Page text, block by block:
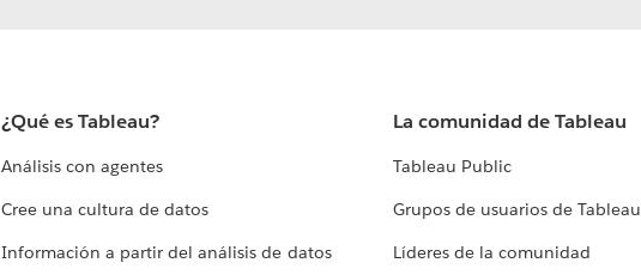
¿Qué es Tableau?
Análisis con agentes
Cree una cultura de datos
Información a partir del análisis de datos
La comunidad de Tableau
Tableau Public
Grupos de usuarios de Tableau
Líderes de la comunidad